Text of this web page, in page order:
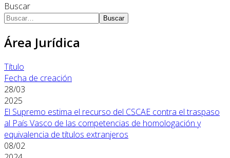
Buscar
Buscar
Área Jurídica
Título
Fecha de creación
28/03
2025
El Supremo estima el recurso del CSCAE contra el traspaso
al País Vasco de las competencias de homologación y
equivalencia de títulos extranjeros
08/02